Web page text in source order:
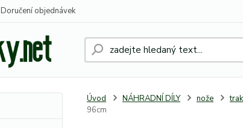
Doručení objednávek
Úvod NÁHRADNÍ DÍLY nože
96cm